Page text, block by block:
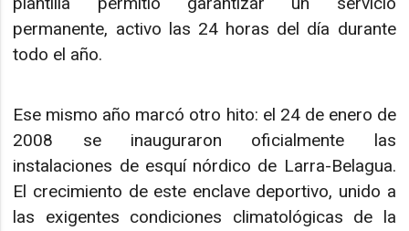
permanente, activo las 24 horas del día durante
todo el año.
Ese mismo año marcó otro hito: el 24 de enero de
2008 se inauguraron oficialmente las
instalaciones de esquí nórdico de Larra-Belagua.
El crecimiento de este enclave deportivo, unido a
las exigentes condiciones climatológicas de la